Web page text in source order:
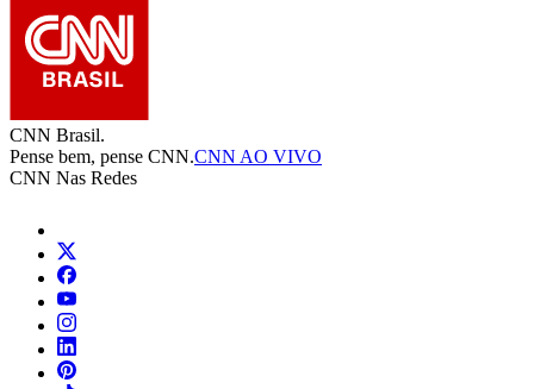
CNN Brasil.
Pense bem, pense CNN.CNN AO VIVO
CNN Nas Redes